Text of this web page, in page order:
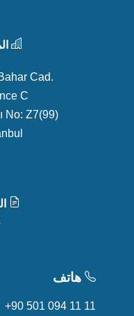
Cad.
C
No: Z7(99)
هاتف
+90 501 094 11 11